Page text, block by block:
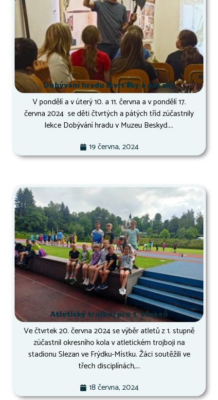
Dobývání hradu čtvrťáky a páťáky
V pondělí a v úterý 10. a 11. června a v pondělí 17.
června 2024 se děti čtvrtých a pátých tříd zúčastnily
lekce Dobývání hradu v Muzeu Beskyd....
19 června, 2024
Atletický trojboj pro 1. stupeň
Ve čtvrtek 20. června 2024 se výběr atletů z 1. stupně
zúčastnil okresního kola v atletickém trojboji na
stadionu Slezan ve Frýdku-Místku. Žáci soutěžili ve
třech disciplínách,...
18 června, 2024